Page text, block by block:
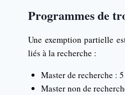
Programmes de
Une exemption partielle
liés à la recherche :
Master de recherche :
Master non de